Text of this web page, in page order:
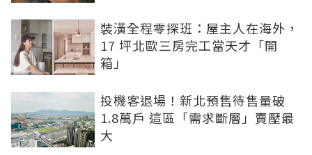
裝潢全程零探班：屋主人在海外，
17 坪北歐三房完工當天才「開
箱」
投機客退場！新北預售待售量破
1.8萬戶 這區「需求斷層」賣壓最
大